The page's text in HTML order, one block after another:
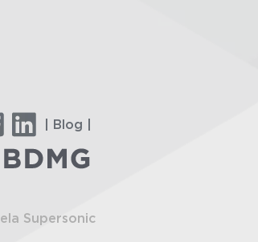
| Blog |
Supersonic